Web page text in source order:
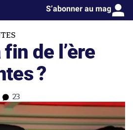
S’abonner au mag
de l’ère
?
23